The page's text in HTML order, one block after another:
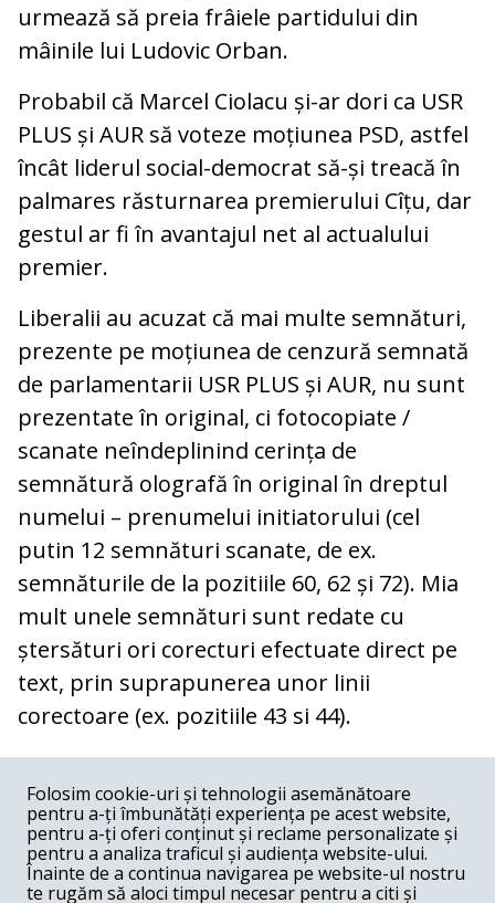
urmează să preia frâiele partidului din
mâinile lui Ludovic Orban.
Probabil că Marcel Ciolacu și-ar dori ca USR
PLUS și AUR să voteze moțiunea PSD, astfel
încât liderul social-democrat să-și treacă în
palmares răsturnarea premierului Cîțu, dar
gestul ar fi în avantajul net al actualului
premier.
Liberalii au acuzat că mai multe semnături,
prezente pe moțiunea de cenzură semnată
de parlamentarii USR PLUS și AUR, nu sunt
prezentate în original, ci fotocopiate /
scanate neîndeplinind cerința de
semnătură olografă în original în dreptul
numelui – prenumelui initiatorului (cel
putin 12 semnături scanate, de ex.
semnăturile de la pozitiile 60, 62 și 72). Mia
mult unele semnături sunt redate cu
ștersături ori corecturi efectuate direct pe
text, prin suprapunerea unor linii
corectoare (ex. pozitiile 43 si 44).
COMENTARII
Nume
Email
Folosim cookie-uri și tehnologii asemănătoare
pentru a-ți îmbunătăți experiența pe acest website,
pentru a-ți oferi conținut și reclame personalizate și
pentru a analiza traficul și audiența website-ului.
Înainte de a continua navigarea pe website-ul nostru
te rugăm să aloci timpul necesar pentru a citi și